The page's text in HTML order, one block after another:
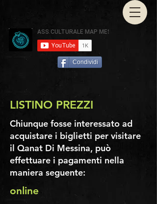
Condividi
LISTINO PREZZI
Chiunque fosse interessato ad
acquistare i biglietti per visitare
il Qanat Di Messina, può
effettuare i pagamenti nella
maniera seguente:
online